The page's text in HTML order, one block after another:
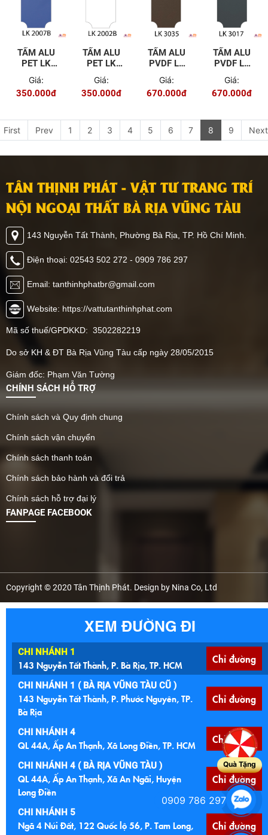
TẤM ALU
PET LK
2007B
Giá:
350.000đ
TẤM ALU
PET LK
2002B
Giá:
350.000đ
TẤM ALU
PVDF LK
3035
Giá:
670.000đ
TẤM ALU
PVDF LK
3017
Giá:
670.000đ
First Prev 1 2 3 4 5 6 7 8 9 Next
TÂN THỊNH PHÁT - VẬT TƯ TRANG TRÍ
NỘI NGOẠI THẤT BÀ RỊA VŨNG TÀU
143 Nguyễn Tất Thành, Phường Bà Rịa, TP. Hồ Chí Minh.
Điện thoại: 02543 502 272 - 0909 786 297
Email: tanthinhphatbr@gmail.com
Website: https://vattutanthinhphat.com
Mã số thuế/GPDKKD: 3502282219
Do sở KH & ĐT Bà Rịa Vũng Tàu cấp ngày 28/05/2015
Giám đốc: Phạm Văn Tường
CHÍNH SÁCH HỖ TRỢ
Chính sách và Quy định chung
Chính sách vận chuyển
Chính sách thanh toán
Chính sách bảo hành và đổi trả
Chính sách hỗ trợ đại lý
FANPAGE FACEBOOK
Copyright © 2020 Tân Thịnh Phát. Design by Nina Co, Ltd
XEM ĐƯỜNG ĐI
CHI NHÁNH 1
143 Nguyễn Tất Thành, P. Bà Rịa, TP. HCM Chỉ đường
CHI NHÁNH 1 ( BÀ RỊA VŨNG TÀU CŨ )
143 Nguyễn Tất Thành, P. Phước Nguyên, TP.
Bà Rịa
Chỉ đường
CHI NHÁNH 4
QL 44A, Ấp An Thạnh, Xã Long Điền, TP. HCM Chỉ đường
CHI NHÁNH 4 ( BÀ RỊA VŨNG TÀU )
QL 44A, Ấp An Thạnh, Xã An Ngãi, Huyện
Long Điền
Chỉ đường
CHI NHÁNH 5
Ngã 4 Núi Đất, 122 Quốc lộ 56, P. Tam Long,
Chỉ đường
Quà Tặng
0909 786 297